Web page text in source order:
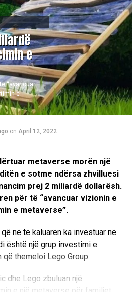
e
“avancuar
e
on April 12, 2022
metaverse morën një
e sotme ndërsa zhvilluesi
prej 2 miliardë dollarësh.
për të “avancuar vizionin e
e metaverse”.
në të kaluarën ka investuar në
është një grup investimi e
themeloi Lego Group.
dhe Lego zbuluan një